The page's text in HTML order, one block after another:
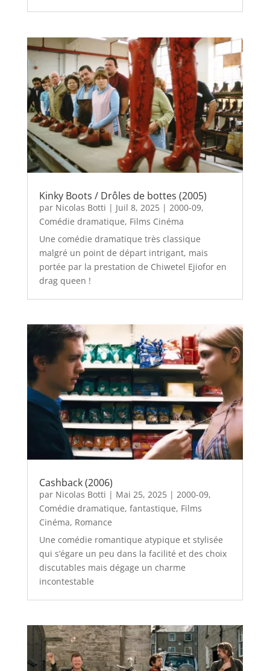
Kinky Boots / Drôles de bottes (2005)
par Nicolas Botti | Juil 8, 2025| 2000-09,
Comédie dramatique, Films Cinéma
Une comédie dramatique très classique
malgré un point de départ intrigant, mais
portée par la prestation de Chiwetel Ejiofor en
drag queen !
Cashback (2006)
par Nicolas Botti | Mai 25, 2025| 2000-09,
Comédie dramatique, fantastique, Films
Cinéma, Romance
Une comédie romantique atypique et stylisée
qui s’égare un peu dans la facilité et des choix
discutables mais dégage un charme
incontestable